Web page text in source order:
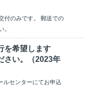
付のみです。 郵送での
。
を希望します
さい。（2023年
ルセンターにてお申込